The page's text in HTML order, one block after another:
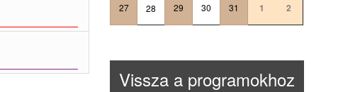
27 28 29 30 31 1 2
Vissza a programokhoz